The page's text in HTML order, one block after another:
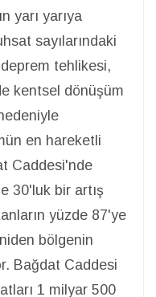
yarı yarıya
sayılarındaki
tehlikesi,
kentsel dönüşüm
en hareketli
Caddesi'nde
30'luk bir artış
yüzde 87'ye
bölgenin
Bağdat Caddesi
1 milyar 500